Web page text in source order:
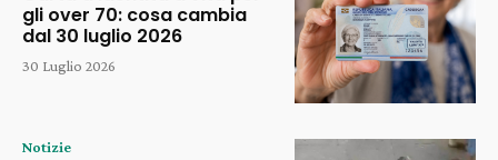
gli over 70: cosa cambia
dal 30 luglio 2026
30 Luglio 2026
Notizie